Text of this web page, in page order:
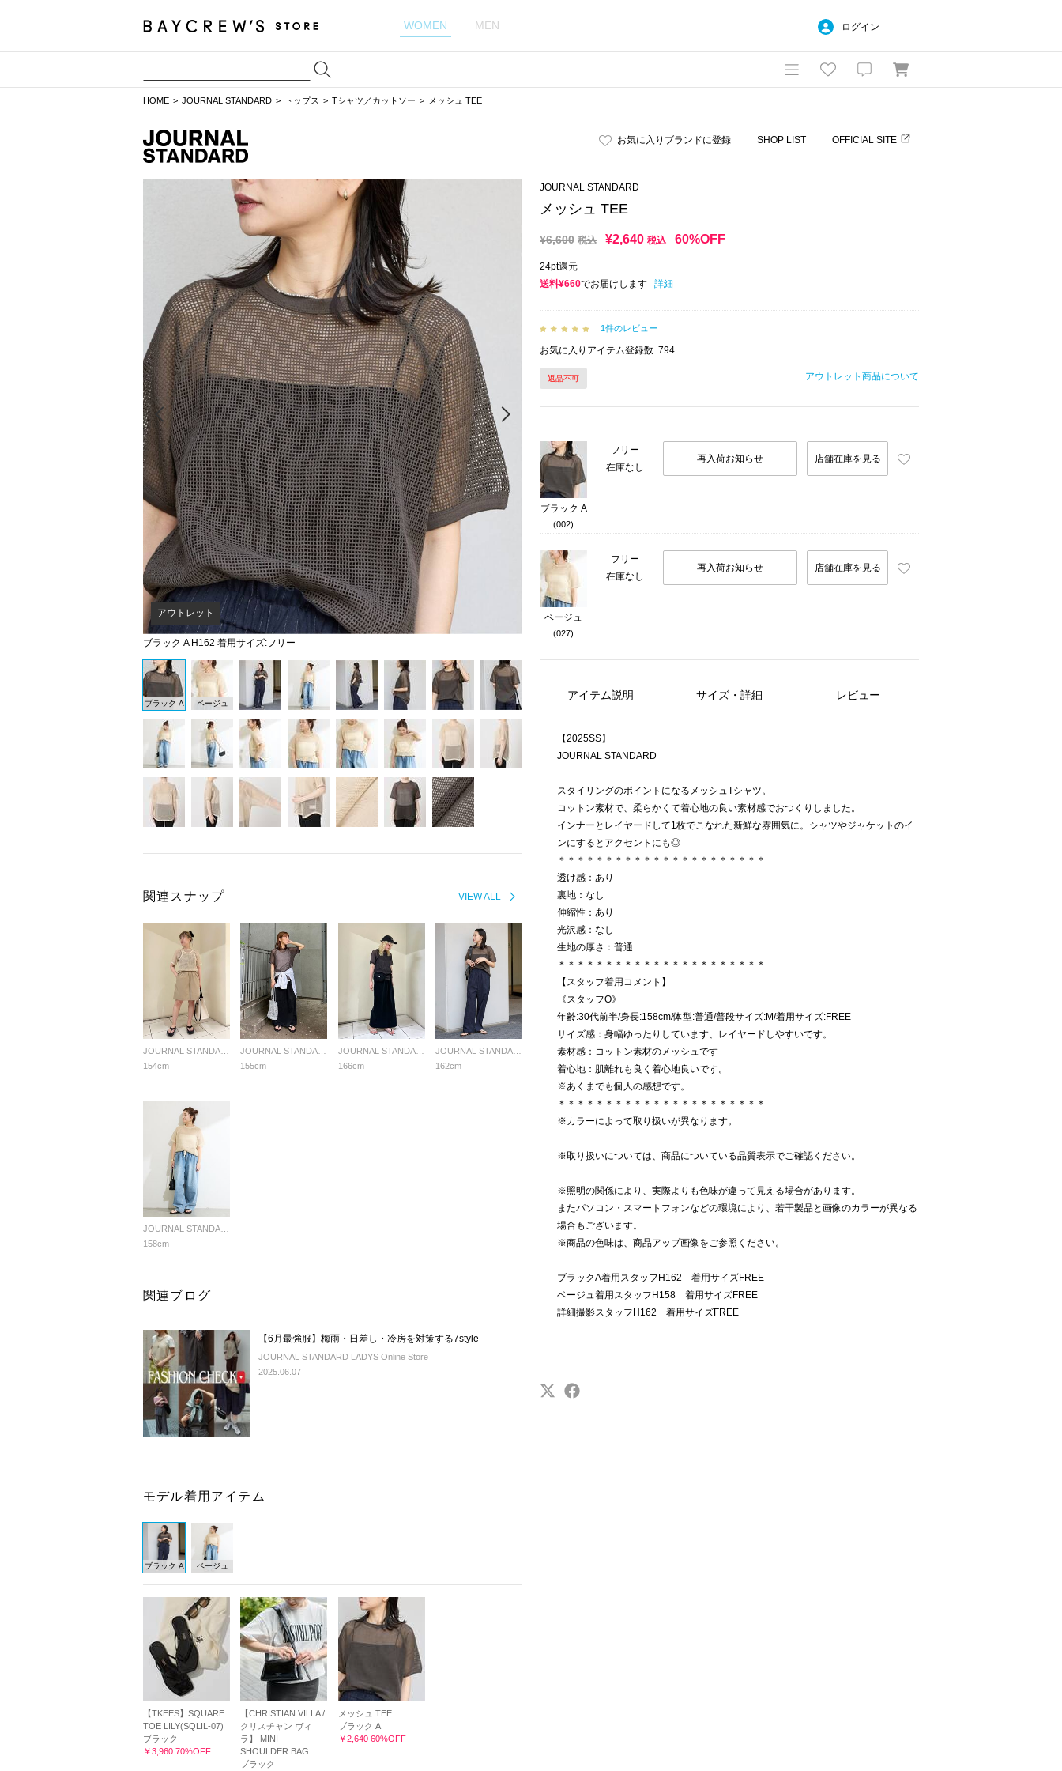
WOMEN MEN ログイン
HOME JOURNAL STANDARD トップス Tシャツ／カットソー メッシュ TEE
お気に入りブランドに登録 SHOP LIST OFFICIAL SITE
ブラック A H162 着用サイズ:フリー
Next
Prev
アウトレット
ブラック A ベージュ
VIEW ALL
関連スナップ
154cm
155cm
JOURNAL STANDARD LADYS
166cm
JOURNAL STANDARD LADYS
162cm
158cm
関連ブログ
【6月最強服】梅雨・日差し・冷房を対策する7style
JOURNAL STANDARD LADYS Online Store
2025.06.07
モデル着用アイテム
ブラック A ベージュ
【TKEES】SQUARE
TOE LILY(SQLIL-07)
ブラック
￥3,960 70%OFF
【CHRISTIAN VILLA /
クリスチャン ヴィ
ラ】 MINI
SHOULDER BAG
ブラック
メッシュ TEE
ブラック A
￥2,640 60%OFF
JOURNAL STANDARD
メッシュ TEE
¥6,600 税込 ¥2,640 税込 60%OFF
24pt還元
送料¥660でお届けします 詳細
1件のレビュー
お気に入りアイテム登録数 794
返品不可 アウトレット商品について
ブラック A
(002)
フリー
在庫なし
再入荷お知らせ 店舗在庫を見る
ベージュ
(027)
フリー
在庫なし
再入荷お知らせ 店舗在庫を見る
アイテム説明 サイズ・詳細 レビュー
【2025SS】
JOURNAL STANDARD
スタイリングのポイントになるメッシュTシャツ。
コットン素材で、柔らかくて着心地の良い素材感でおつくりしました。
インナーとレイヤードして1枚でこなれた新鮮な雰囲気に。シャツやジャケットのイ
ンにするとアクセントにも◎
＊＊＊＊＊＊＊＊＊＊＊＊＊＊＊＊＊＊＊＊＊＊
透け感：あり
裏地：なし
伸縮性：あり
光沢感：なし
生地の厚さ：普通
＊＊＊＊＊＊＊＊＊＊＊＊＊＊＊＊＊＊＊＊＊＊
【スタッフ着用コメント】
《スタッフO》
年齢:30代前半/身長:158cm/体型:普通/普段サイズ:M/着用サイズ:FREE
サイズ感：身幅ゆったりしています、レイヤードしやすいです。
素材感：コットン素材のメッシュです
着心地：肌離れも良く着心地良いです。
※あくまでも個人の感想です。
＊＊＊＊＊＊＊＊＊＊＊＊＊＊＊＊＊＊＊＊＊＊
※カラーによって取り扱いが異なります。
※取り扱いについては、商品についている品質表示でご確認ください。
※照明の関係により、実際よりも色味が違って見える場合があります。
またパソコン・スマートフォンなどの環境により、若干製品と画像のカラーが異なる
場合もございます。
※商品の色味は、商品アップ画像をご参照ください。
ブラックA着用スタッフH162 着用サイズFREE
ベージュ着用スタッフH158 着用サイズFREE
詳細撮影スタッフH162 着用サイズFREE